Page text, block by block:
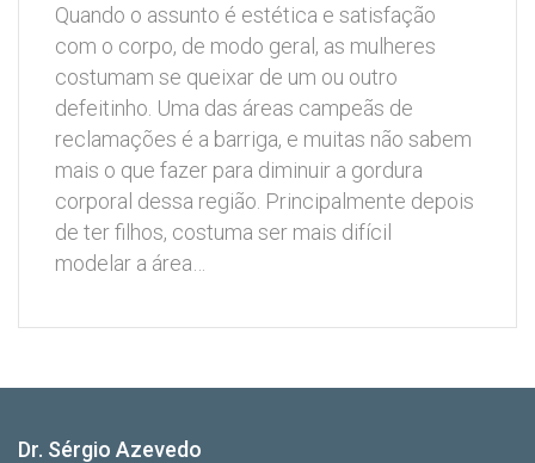
Quando o assunto é estética e satisfação
com o corpo, de modo geral, as mulheres
costumam se queixar de um ou outro
defeitinho. Uma das áreas campeãs de
reclamações é a barriga, e muitas não sabem
mais o que fazer para diminuir a gordura
corporal dessa região. Principalmente depois
de ter filhos, costuma ser mais difícil
modelar a área…
Dr. Sérgio Azevedo